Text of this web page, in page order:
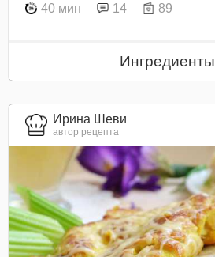
40 мин 14 89
Ингредиенты
Ирина Шеви
автор рецепта